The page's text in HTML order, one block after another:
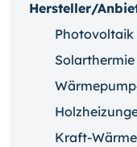
Hersteller/
Photovoltaik
Solarthermie
Kraft-